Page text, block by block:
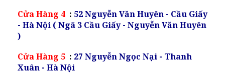
Cửa Hàng 4 : 52 Nguyễn Văn Huyên - Cầu Giấy
- Hà Nội ( Ngã 3 Cầu Giấy - Nguyễn Văn Huyên
)
Cửa Hàng 5 : 27 Nguyễn Ngọc Nại - Thanh
Xuân - Hà Nội